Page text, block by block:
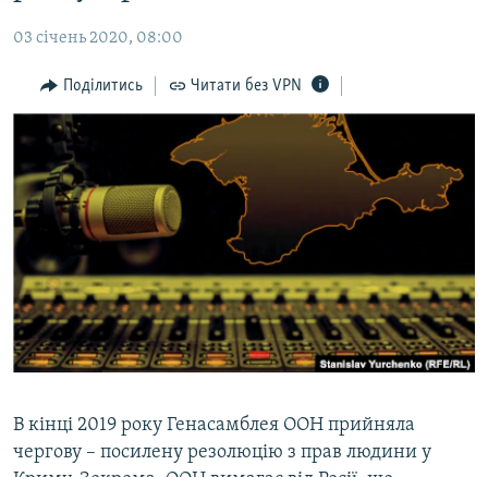
основної
Перейти
до
пошуку
БЛОГИ
ПОГЛЯД
ІНТЕРВ'Ю
ВСЕ ЗА ДЕНЬ
СПЕЦПРОЕКТИ
ДЕПОРТАЦІЯ
ВІДЕОУРОКИ «ELIFBE»
СВІДЧЕННЯ ОКУПАЦІЇ
УКРАЇНСЬКА ПРОБЛЕМА КРИМУ
ЯК ОБІЙТИ БЛОКУВАННЯ
Русский
Qırımtatar
03 січень 2020, 08:00
Поділитись Читати без VPN
В кінці 2019 року Генасамблея ООН прийняла
чергову – посилену резолюцію з прав людини у